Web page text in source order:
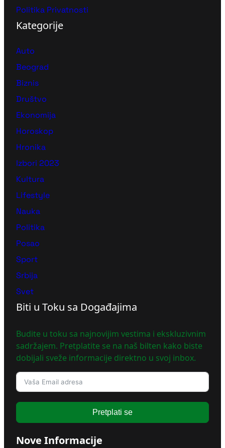
Politika Privatnosti
Kategorije
Auto
Beograd
Biznis
Društvo
Ekonomija
Horoskop
Hronika
Izbori 2023
Kultura
Lifestyle
Nauka
Politika
Posao
Sport
Srbija
Svet
Biti u Toku sa Događajima
Budite u toku sa najnovijim vestima i ekskluzivnim
sadržajem. Pretplatite se na naš bilten kako biste
dobijali sveže informacije direktno u svoj inbox.
Pretplati se
Nove Informacije